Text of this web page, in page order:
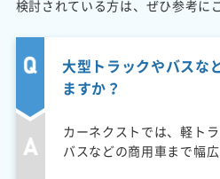
検討されている方は、ぜひ参考に
大型トラックやバスな
ますか？
カーネクストでは、軽ト
バスなどの商用車まで幅